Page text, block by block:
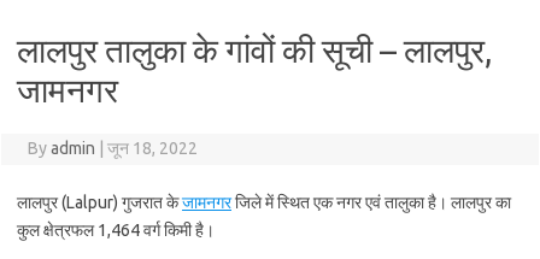
लालपुर तालुका के गांवों की सूची – लालपुर,
जामनगर
Byadmin जून 18, 2022
लालपुर (Lalpur) गुजरात केजामनगरजिले में स्थित एक नगर एवं तालुका है। लालपुर का
कुल क्षेत्रफल 1,464 वर्ग किमी है।